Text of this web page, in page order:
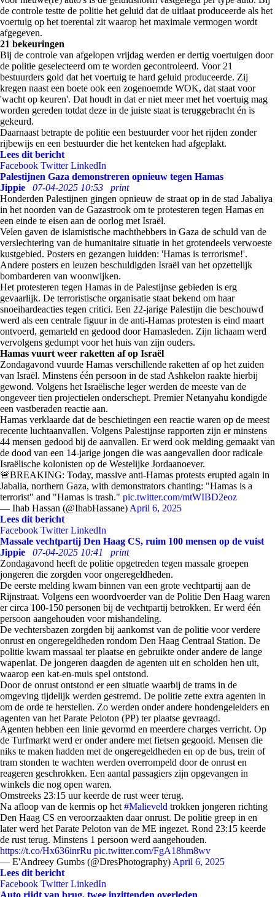
de controle testte de politie het geluid dat de uitlaat produceerde als het
voertuig op het toerental zit waarop het maximale vermogen wordt
afgegeven.
21 bekeuringen
Bij de controle van afgelopen vrijdag werden er dertig voertuigen door
de politie geselecteerd om te worden gecontroleerd. Voor 21
bestuurders gold dat het voertuig te hard geluid produceerde. Zij
kregen naast een boete ook een zogenoemde WOK, dat staat voor
'wacht op keuren'. Dat houdt in dat er niet meer met het voertuig mag
worden gereden totdat deze in de juiste staat is teruggebracht én is
gekeurd.
Daarnaast betrapte de politie een bestuurder voor het rijden zonder
rijbewijs en een bestuurder die het kenteken had afgeplakt.
Lees dit bericht
Facebook Twitter LinkedIn
Palestijnen Gaza demonstreren opnieuw tegen Hamas
Jippie
07-04-2025 10:53
print
Honderden Palestijnen gingen opnieuw de straat op in de stad Jabaliya
in het noorden van de Gazastrook om te protesteren tegen Hamas en
een einde te eisen aan de oorlog met Israël.
Velen gaven de islamistische machthebbers in Gaza de schuld van de
verslechtering van de humanitaire situatie in het grotendeels verwoeste
kustgebied. Posters en gezangen luidden: 'Hamas is terrorisme!'.
Andere posters en leuzen beschuldigden Israël van het opzettelijk
bombarderen van woonwijken.
Het protesteren tegen Hamas in de Palestijnse gebieden is erg
gevaarlijk. De terroristische organisatie staat bekend om haar
snoeihardeacties tegen critici. Een 22-jarige Palestijn die beschouwd
werd als een centrale figuur in de anti-Hamas protesten is eind maart
ontvoerd, gemarteld en gedood door Hamasleden. Zijn lichaam werd
vervolgens gedumpt voor het huis van zijn ouders.
Hamas vuurt weer raketten af op Israël
Zondagavond vuurde Hamas verschillende raketten af op het zuiden
van Israël. Minstens één persoon in de stad Ashkelon raakte hierbij
gewond. Volgens het Israëlische leger werden de meeste van de
ongeveer tien projectielen onderschept. Premier Netanyahu kondigde
een vastberaden reactie aan.
Hamas verklaarde dat de beschietingen een reactie waren op de meest
recente luchtaanvallen. Volgens Palestijnse rapporten zijn er minstens
44 mensen gedood bij de aanvallen. Er werd ook melding gemaakt van
de dood van een 14-jarige jongen die was aangevallen door radicale
Israëlische kolonisten op de Westelijke Jordaanoever.
🚨BREAKING: Today, massive anti-Hamas protests erupted again in
Jabalia, northern Gaza, with demonstrators chanting: "Hamas is a
terrorist" and "Hamas is trash." pic.twitter.com/mtWIBD2eoz
— Ihab Hassan (@IhabHassane) April 6, 2025
Lees dit bericht
Facebook Twitter LinkedIn
Massale vechtpartij Den Haag CS, ruim 100 mensen op de vuist
Jippie
07-04-2025 10:41
print
Zondagavond heeft de politie opgetreden tegen massale groepen
jongeren die zorgden voor ongeregeldheden.
De eerste melding kwam binnen van een grote vechtpartij aan de
Rijnstraat. Volgens een woordvoerder van de Politie Den Haag waren
er circa 100-150 personen bij de vechtpartij betrokken. Er werd één
persoon aangehouden voor mishandeling.
De vechtersbazen zorgden bij aankomst van de politie voor verdere
onrust en ongeregeldheden rondom Den Haag Centraal Station. De
politie kwam massaal ter plaatse en gebruikte onder andere de lange
wapenlat. De jongeren daagden de agenten uit en scholden hen uit,
waarop een kat-en-muis spel ontstond.
Door de onrust ontstond er een situatie waarbij de trams in de
omgeving tijdelijk werden gestremd. De politie zette extra agenten in
om de orde te herstellen. Zo werden onder andere hondengeleiders en
agenten van het Parate Peloton (PP) ter plaatse gevraagd.
Agenten hebben een linie gevormd en meerdere charges verricht. Op
de Turfmarkt werd er onder andere met fietsen gegooid. Mensen die
niks te maken hadden met de ongeregeldheden en op de bus, trein of
tram stonden te wachten werden overrompeld door de onrust en
reageren geschrokken. Een aantal passagiers zijn opgevangen in
winkels die nog open waren.
Omstreeks 23:15 uur keerde de rust weer terug.
Na afloop van de kermis op het #Malieveld trokken jongeren richting
Den Haag CS en veroorzaakten daar onrust. De politie greep in en
later werd het Parate Peloton van de ME ingezet. Rond 23:15 keerde
de rust terug. Minstens 1 persoon werd aangehouden.
https://t.co/Hx636inrRu pic.twitter.com/FgA18hm8wv
— E'Andreey Gumbs (@DresPhotography) April 6, 2025
Lees dit bericht
Facebook Twitter LinkedIn
Auto rijdt van brug, twee inzittenden overleden